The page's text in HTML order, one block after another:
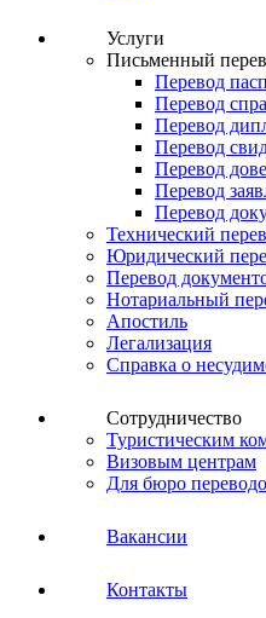
Услуги
Письменный
Перевод
Перевод
Перевод
Перевод
Перевод
Перевод
Перевод
Технический
Юридический
Перевод
Нотариальный
Апостиль
Легализация
Справка о
Сотрудничество
Туристическим
Визовым центрам
Для бюро
Вакансии
Контакты